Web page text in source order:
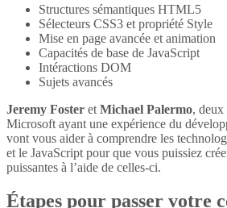
Structures sémantiques HTML5
Sélecteurs CSS3 et propriété Style
Mise en page avancée et animation
Capacités de base de JavaScript
Intéractions DOM
Sujets avancés
Jeremy Foster et Michael Palermo, deux
Microsoft ayant une expérience du
vont vous aider à comprendre les
et le JavaScript pour que vous puissiez
puissantes à l’aide de celles-ci.
Étapes pour passer votre